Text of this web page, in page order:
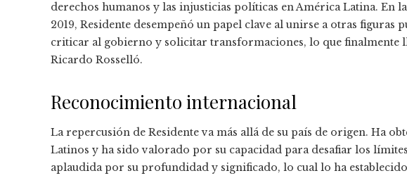
derechos humanos y las injusticias políticas en América Latina. En
2019, Residente desempeñó un papel clave al unirse a otras figuras
criticar al gobierno y solicitar transformaciones, lo que finalmente
Ricardo Rosselló.
Reconocimiento internacional
La repercusión de Residente va más allá de su país de origen. Ha
Latinos y ha sido valorado por su capacidad para desafiar los
aplaudida por su profundidad y significado, lo cual lo ha